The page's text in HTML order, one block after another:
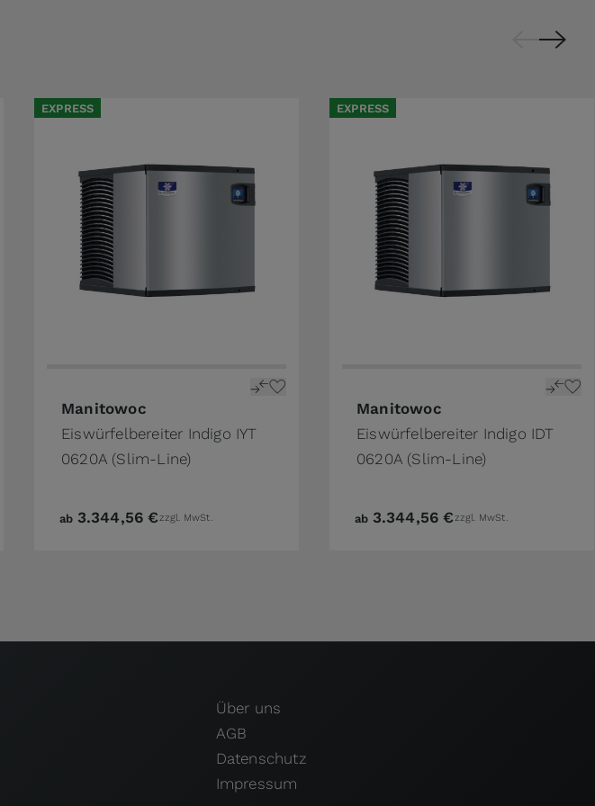
EXPRESS
Manitowoc
Eiswürfelbereiter Indigo IYT
0620A (Slim-Line)
ab 3.344,56 €zzgl. MwSt.
EXPRESS
Manitowoc
Eiswürfelbereiter Indigo IDT
0620A (Slim-Line)
ab 3.344,56 €zzgl. MwSt.
Über uns
AGB
Datenschutz
Impressum